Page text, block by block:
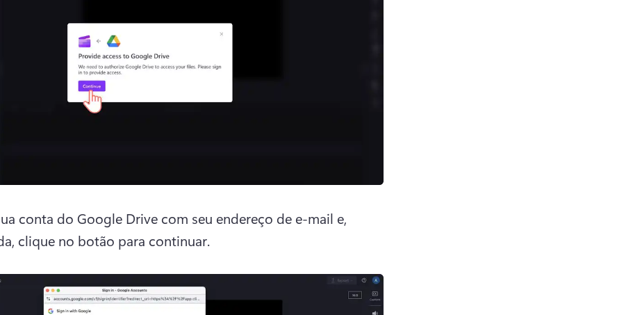
conta do Google Drive com seu endereço de e-mail e,
clique no botão para continuar.